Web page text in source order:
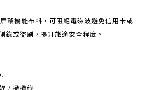
蔽機能布料，可阻絕電磁波避免信用卡或
錄或盜刷，提升旅途安全程度。
/ 橄欖綠